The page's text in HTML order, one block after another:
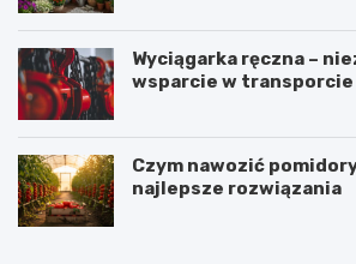
Wyciągarka ręczna –
wsparcie w
Czym nawozić
najlepsze rozwiązania
N
P